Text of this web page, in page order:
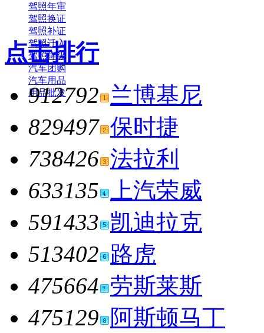
驾照年审
驾照换证
驾照补证
驾照迁入
驾照降级
汽车团购
汽车用品
用品批发
点击排行
912792 兰博基尼
829497 保时捷
738426 法拉利
633135
上汽荣威
591433 凯迪拉克
513402 路虎
475664 劳斯莱斯
475129 阿斯顿马丁